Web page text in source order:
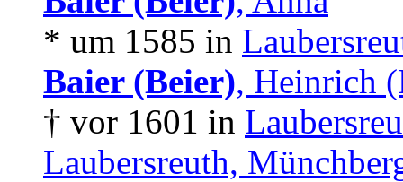
* um 1585 in
Baier (Beier), Heinrich
† vor 1601 in
Laubersreuth,